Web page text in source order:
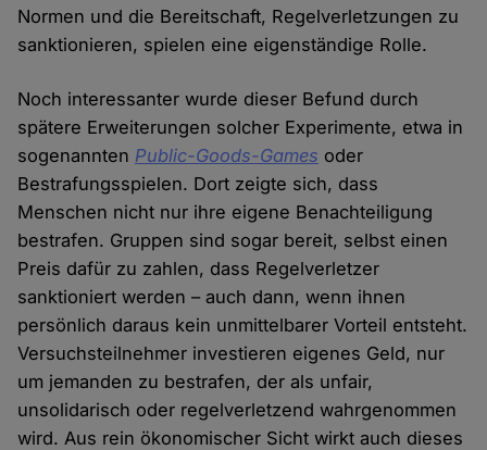
Normen und die Bereitschaft, Regelverletzungen zu
sanktionieren, spielen eine eigenständige Rolle.
Noch interessanter wurde dieser Befund durch
spätere Erweiterungen solcher Experimente, etwa in
sogenannten Public-Goods-Games oder
Bestrafungsspielen. Dort zeigte sich, dass
Menschen nicht nur ihre eigene Benachteiligung
bestrafen. Gruppen sind sogar bereit, selbst einen
Preis dafür zu zahlen, dass Regelverletzer
sanktioniert werden – auch dann, wenn ihnen
persönlich daraus kein unmittelbarer Vorteil entsteht.
Versuchsteilnehmer investieren eigenes Geld, nur
um jemanden zu bestrafen, der als unfair,
unsolidarisch oder regelverletzend wahrgenommen
wird. Aus rein ökonomischer Sicht wirkt auch dieses